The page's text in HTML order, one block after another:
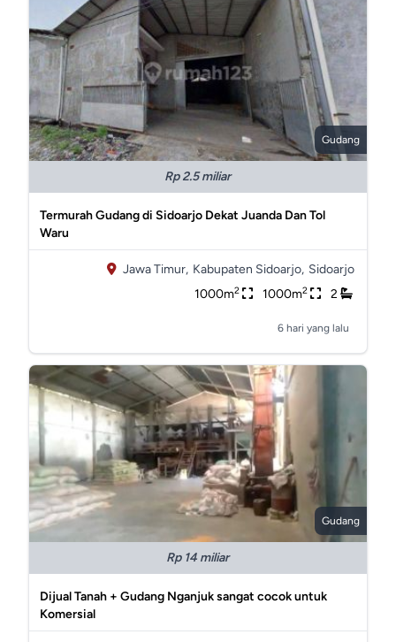
Gudang
Rp 2.5 miliar
Termurah Gudang di Sidoarjo Dekat Juanda Dan Tol
Waru
Jawa Timur, Kabupaten Sidoarjo, Sidoarjo
1000m2 1000m2 2
6 hari yang lalu
Gudang
Rp 14 miliar
Dijual Tanah + Gudang Nganjuk sangat cocok untuk
Komersial